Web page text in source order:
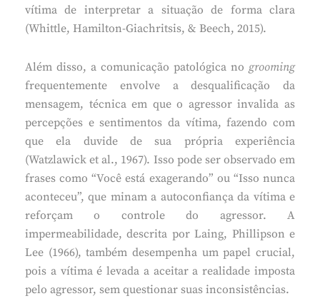
vítima de interpretar a situação de forma clara
(Whittle, Hamilton-Giachritsis, & Beech, 2015).
Além disso, a comunicação patológica no grooming
frequentemente envolve a desqualificação da
mensagem, técnica em que o agressor invalida as
percepções e sentimentos da vítima, fazendo com
que ela duvide de sua própria experiência
(Watzlawick et al., 1967). Isso pode ser observado em
frases como “Você está exagerando” ou “Isso nunca
aconteceu”, que minam a autoconfiança da vítima e
reforçam o controle do agressor. A
impermeabilidade, descrita por Laing, Phillipson e
Lee (1966), também desempenha um papel crucial,
pois a vítima é levada a aceitar a realidade imposta
pelo agressor, sem questionar suas inconsistências.